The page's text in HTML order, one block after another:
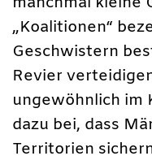
„Koalitionen“
Geschwistern
Revier
ungewöhnlich im
dazu bei, dass
Territorien